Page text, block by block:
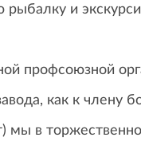
и
профсоюзной
как к члену
в